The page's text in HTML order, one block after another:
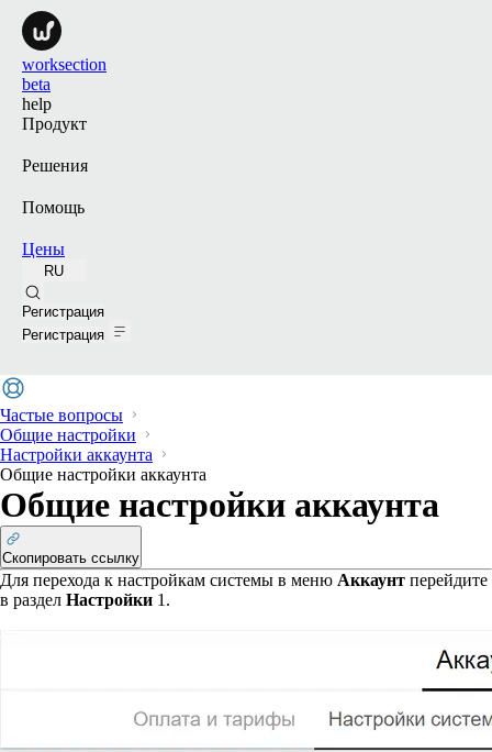
worksection
beta
help
Продукт
Решения
Помощь
Цены
RU
Регистрация
Регистрация
Частые вопросы
Общие настройки
Настройки аккаунта
Общие настройки аккаунта
Общие настройки аккаунта
Скопировать ссылку
Для перехода к настройкам системы в меню Аккаунт перейдите
в раздел Настройки 1 .